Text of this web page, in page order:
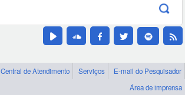
Central de Atendimento Serviços
E-mail do Pesquisador
Área de imprensa